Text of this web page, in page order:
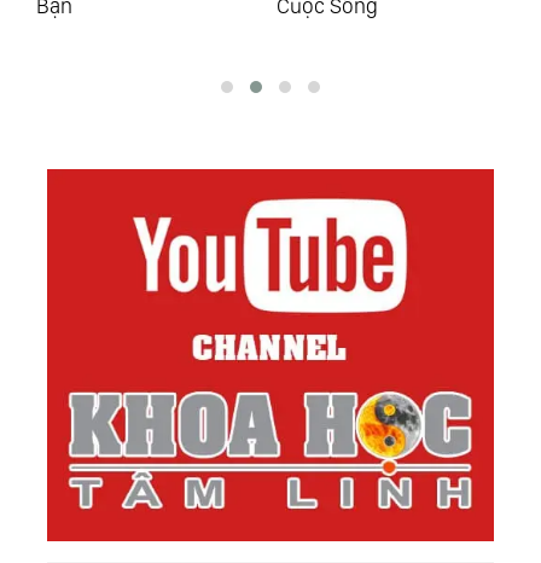
Đạo Đức Kinh - Lão Tử
Câu Chuyện Linh Hồn Nhỏ Và Mặt Trời
Khoa Học Tâm Linh Kiến Đại Đồng
Sự Thật - The Truth
81.Ảo Ảnh
Sự Sống Của Đất - Hãy Bảo Vệ Đất
83.Thượng Đế Bảo Ta Rằng...
84.Ma Khảo
85.Bàn Về Đạo Và Giáo
Như Thế Nào